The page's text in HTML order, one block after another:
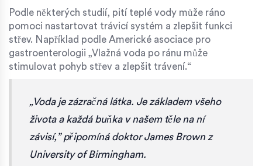
Podle některých studií, pití teplé vody může ráno
pomoci nastartovat trávicí systém a zlepšit funkci
střev. Například podle Americké asociace pro
gastroenterologii „Vlažná voda po ránu může
stimulovat pohyb střev a zlepšit trávení.“
„Voda je zázračná látka. Je základem všeho
života a každá buňka v našem těle na ní
závisí,” připomíná doktor James Brown z
University of Birmingham.